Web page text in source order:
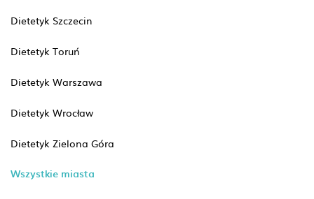
Dietetyk Szczecin
Dietetyk Toruń
Dietetyk Warszawa
Dietetyk Wrocław
Dietetyk Zielona Góra
Wszystkie miasta